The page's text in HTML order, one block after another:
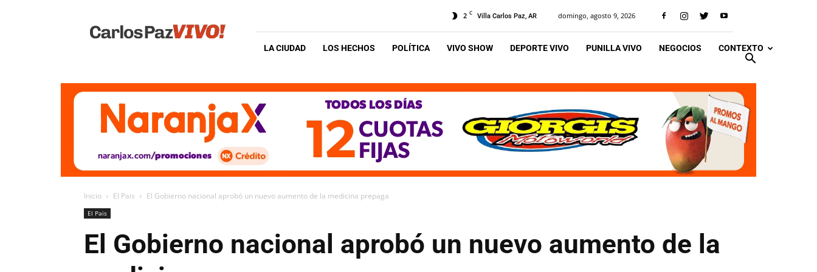
Vivo
2 C Villa Carlos Paz, AR domingo, agosto 9, 2026
LA CIUDAD LOS HECHOS POLÍTICA VIVO SHOW DEPORTE VIVO PUNILLA VIVO NEGOCIOS CONTEXTO
Inicio El Pais El Gobierno nacional aprobó un nuevo aumento de la medicina prepaga
El Pais
El Gobierno nacional aprobó un nuevo aumento de la